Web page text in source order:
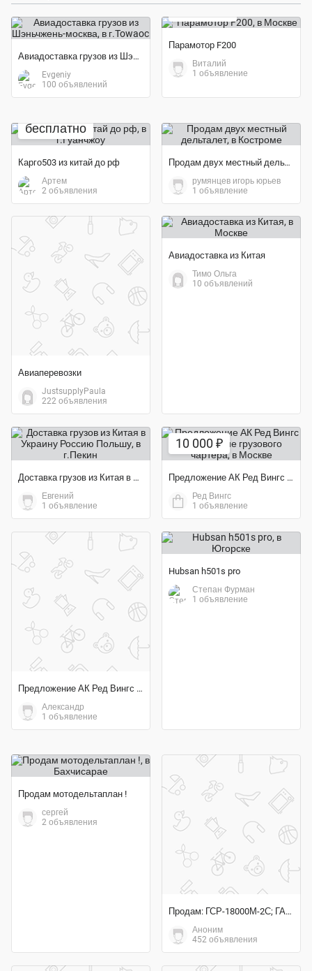
Авиадоставка грузов из Шэньчжень-москва
Evgeniy
100 объявлений
Парамотор F200
Виталий
1 объявление
бесплатно
Карго503 из китай до рф
Артем
2 объявления
Продам двух местный дельталет
румянцев игорь юрьев
1 объявление
Авиаперевозки
JustsupplyPaula
222 объявления
Авиадоставка из Китая
Тимо Ольга
10 объявлений
Доставка грузов из Китая в Украину Россию Польшу
Евгений
1 объявление
10 000 ₽
Предложение АК Ред Вингс выполнение грузового чартера
Ред Вингс
1 объявление
Предложение АК Ред Вингс выполнение грузового чартера
Александр
1 объявление
Hubsan h501s pro
Степан Фурман
1 объявление
Продам мотодельтаплан !
сергей
2 объявления
Продам: ГСР-18000М-2С; ГА133-100-1К; ЭМТ-231А; 772Д; ЭК-69
Аноним
452 объявления